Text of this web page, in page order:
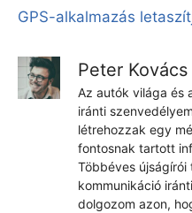
GPS-alkalmazás
Peter Kovács
Az autók világa és
iránti
létrehozzak egy
fontosnak tartott
Többéves
kommunikáció
dolgozom azon,